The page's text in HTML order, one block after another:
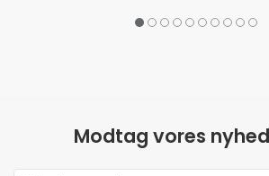
Modtag vores